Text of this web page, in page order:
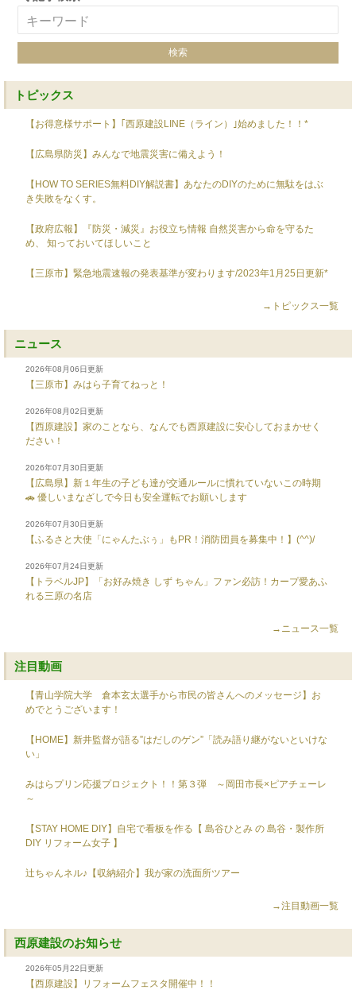
トピックス
【お得意様サポート】｢西原建設LINE（ライン）｣始めました！！*
【広島県防災】みんなで地震災害に備えよう！
【HOW TO SERIES無料DIY解説書】あなたのDIYのために無駄をはぶ
き失敗をなくす。
【政府広報】『防災・減災』お役立ち情報 自然災害から命を守るた
め、 知っておいてほしいこと
【三原市】緊急地震速報の発表基準が変わります/2023年1月25日更新*
→トピックス一覧
ニュース
2026年08月06日更新
【三原市】みはら子育てねっと！
2026年08月02日更新
【西原建設】家のことなら、なんでも西原建設に安心しておまかせく
ださい！
2026年07月30日更新
【広島県】新１年生の子ども達が交通ルールに慣れていないこの時期
🚗 優しいまなざしで今日も安全運転でお願いします
2026年07月30日更新
【ふるさと大使「にゃんたぶぅ」もPR！消防団員を募集中！】(^^)/
2026年07月24日更新
【トラベルJP】「お好み焼き しず ちゃん」ファン必訪！カープ愛あふ
れる三原の名店
→ニュース一覧
注目動画
【青山学院大学 倉本玄太選手から市民の皆さんへのメッセージ】お
めでとうございます！
【HOME】新井監督が語る”はだしのゲン”「読み語り継がないといけな
い」
みはらプリン応援プロジェクト！！第３弾 ～岡田市長×ピアチェーレ
～
【STAY HOME DIY】自宅で看板を作る【 島谷ひとみ の 島谷・製作所
DIY リフォーム女子 】
辻ちゃんネル♪【収納紹介】我が家の洗面所ツアー
→注目動画一覧
西原建設のお知らせ
2026年05月22日更新
【西原建設】リフォームフェスタ開催中！！